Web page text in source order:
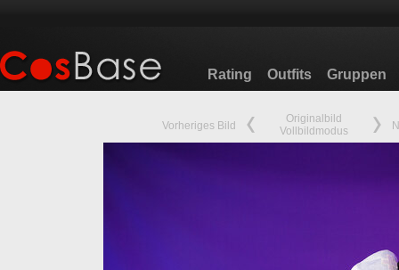
Rating Outfits Gruppen
Vorheriges Bild
Originalbild
Vollbildmodus